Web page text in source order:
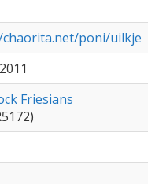
poni/uilkje
Friesians